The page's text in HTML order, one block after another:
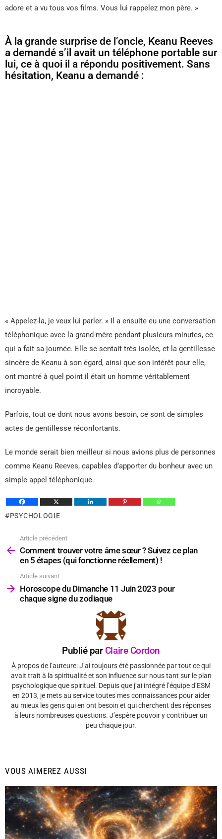
adore et a vu tous vos films. Vous lui rappelez mon père. »
À la grande surprise de l’oncle, Keanu Reeves
a demandé s’il avait un téléphone portable sur
lui, ce à quoi il a répondu positivement. Sans
hésitation, Keanu a demandé :
« Appelez-la, je veux lui parler. » Il a ensuite eu une conversation
téléphonique avec la grand-mère pendant plusieurs minutes, ce
qui a fait sa journée. Elle se sentait très isolée, et la gentillesse
sincère de Keanu à son égard, ainsi que son intérêt pour elle,
ont montré à quel point il était un homme véritablement
incroyable.
Parfois, tout ce dont nous avons besoin, ce sont de simples
actes de gentillesse réconfortants.
Le monde serait bien meilleur si nous avions plus de personnes
comme Keanu Reeves, capables d’apporter du bonheur avec un
simple appel téléphonique.
PSYCHOLOGIE
plus
Article précédent
Comment trouver votre âme sœur ? Suivez ce plan
en 5 étapes (qui fonctionne réellement) !
Article suivant
Horoscope du Dimanche 11 Juin 2023 pour
chaque signe du zodiaque
Publié par Claire Cordon
À propos de l’auteure: J’ai toujours été passionnée par tout ce qui
avait trait à la spiritualité et son influence sur nous tant sur le plan
psychologique que spirituel. Depuis que j’ai intégré l’équipe d’ESM
en 2013, je mets au service toutes mes connaissances pour aider
au mieux les gens qui en ont besoin et qui cherchent des réponses
à leurs nombreuses questions. J’espère pouvoir y contribuer un
peu chaque jour.
VOUS AIMEREZ AUSSI